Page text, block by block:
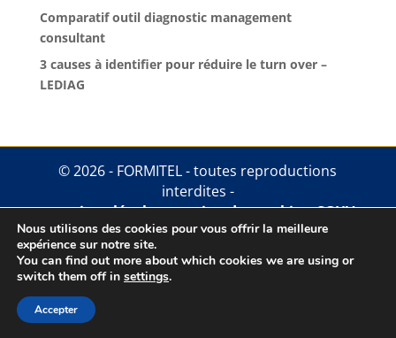
Comparatif outil diagnostic management
consultant
3 causes à identifier pour réduire le turn over –
LEDIAG
© 2026 - FORMITEL - toutes reproductions
interdites -
mentions légales.gestion des cookies.CGUV
Nous utilisons des cookies pour vous offrir la meilleure
expérience sur notre site.
You can find out more about which cookies we are using or
switch them off in settings.
Accepter